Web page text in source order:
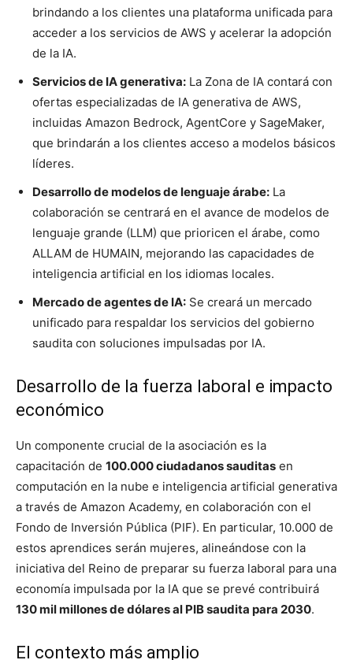
brindando a los clientes una plataforma unificada para
acceder a los servicios de AWS y acelerar la adopción
de la IA.
Servicios de IA generativa: La Zona de IA contará con
ofertas especializadas de IA generativa de AWS,
incluidas Amazon Bedrock, AgentCore y SageMaker,
que brindarán a los clientes acceso a modelos básicos
líderes.
Desarrollo de modelos de lenguaje árabe: La
colaboración se centrará en el avance de modelos de
lenguaje grande (LLM) que prioricen el árabe, como
ALLAM de HUMAIN, mejorando las capacidades de
inteligencia artificial en los idiomas locales.
Mercado de agentes de IA: Se creará un mercado
unificado para respaldar los servicios del gobierno
saudita con soluciones impulsadas por IA.
Desarrollo de la fuerza laboral e impacto
económico
Un componente crucial de la asociación es la
capacitación de 100.000 ciudadanos sauditas en
computación en la nube e inteligencia artificial generativa
a través de Amazon Academy, en colaboración con el
Fondo de Inversión Pública (PIF). En particular, 10.000 de
estos aprendices serán mujeres, alineándose con la
iniciativa del Reino de preparar su fuerza laboral para una
economía impulsada por la IA que se prevé contribuirá
130 mil millones de dólares al PIB saudita para 2030.
El contexto más amplio